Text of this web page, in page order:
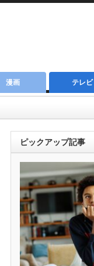
漫画 テレビ
ピックアップ記事